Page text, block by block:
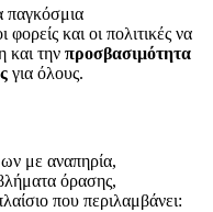
παγκόσμια
και οι πολιτικές να
και την προσβασιμότητα
για όλους.
με αναπηρία,
όρασης,
που περιλαμβάνει: